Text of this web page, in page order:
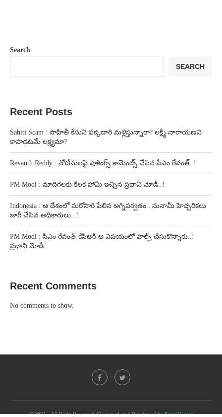
Search
SEARCH
Recent Posts
Sahiti Scam : సాహితీ కేసుని పక్కదారి మళ్లిస్తున్నారా? లక్ష్మీ నారాయణని
కాపాడటమే లక్ష్యమా?
Revanth Reddy : నోటీసులపై షాకింగ్స్ కామెంట్స్ చేసిన సీఎం రేవంత్..!
PM Modi : మాదిగలకు కీలక హామీ ఇచ్చిన ప్రధాని మోడీ..!
Indonesia : ఆ దేశంలో మరోసారి పేలిన అగ్నిపర్వతం.. సునామీ హెచ్చరికలు
జారీ చేసిన అధికారులు.. !
PM Modi : సీఎం రేవంత్-కేసీఆర్ ఆ విషయంలో హెల్ప్ చేసుకొన్నారు..!
ప్రధాని మోడీ..
Recent Comments
No comments to show.
@2021 - All Right Reserved. Designed and Developed byPenciDesign